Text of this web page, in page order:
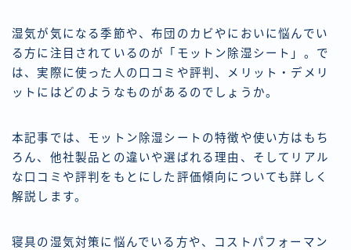
湿気が気になる季節や、布団のカビやにおいに悩んでい
る方に注目されているのが「モットン除湿シート」。で
は、実際に使った人の口コミや評判、メリット・デメリ
ットにはどのようなものがあるのでしょうか。
本記事では、モットン除湿シートの特徴や使い方はもち
ろん、他社製品との違いや選ばれる理由、そしてリアル
な口コミや評判をもとにした評価傾向についても詳しく
解説します。
寝具の湿気対策に悩んでいる方や、コストパフォーマン